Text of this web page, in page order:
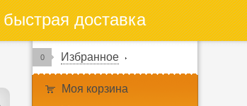
доставка
0 Избранное
Моя корзина